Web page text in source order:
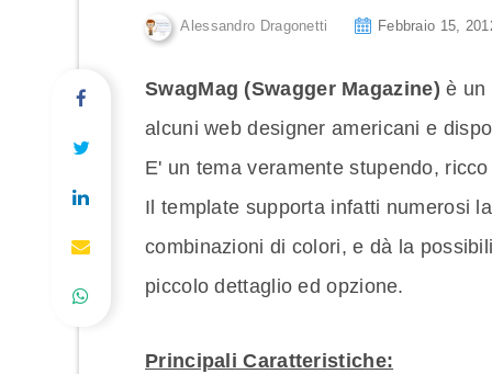
Alessandro Dragonetti Febbraio 15,
SwagMag (Swagger Magazine) è un
alcuni web designer americani e
E' un tema veramente stupendo,
Il template supporta infatti numerosi
combinazioni di colori, e dà la
piccolo dettaglio ed opzione.
Principali Caratteristiche: